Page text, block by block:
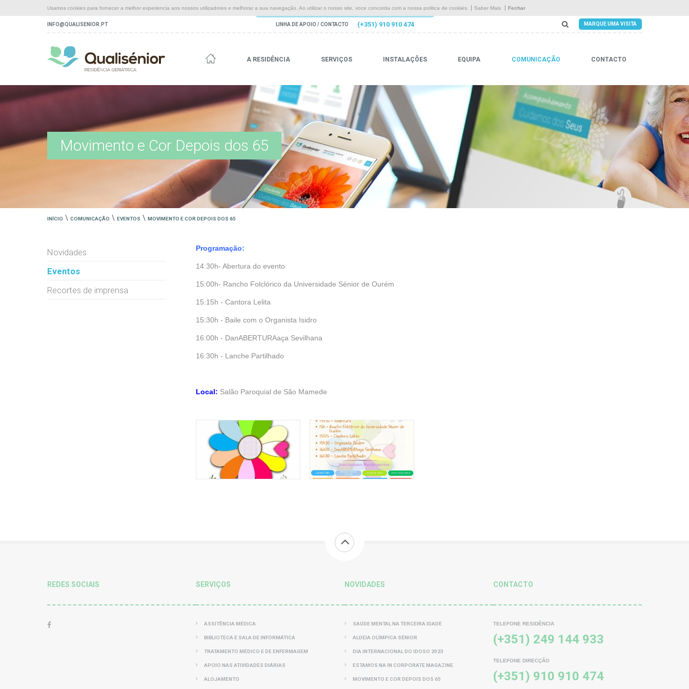
Usamos cookies para fornecer a melhor experiencia aos nossos utilizadores e melhorar a sua navegação. Ao utilizar o nosso site, voce concorda com a nossa politica de cookies. Saber Mais Fechar
A Residência
Instalações
Comunicação
Contacto
INFO@QUALISENIOR.PT LINHA DE APOIO / CONTACTO (+351) 910 910 474 MARQUE UMA VISITA
A RESIDÊNCIA SERVIÇOS INSTALAÇÕES EQUIPA COMUNICAÇÃO CONTACTO
Movimento e Cor Depois dos 65
INÍCIO \ COMUNICAÇÃO \ EVENTOS \ MOVIMENTO E COR DEPOIS DOS 65
Programação:
14:30h- Abertura do evento
15:00h- Rancho Folclórico da Universidade Sénior de Ourém
15:15h - Cantora Lelita
15:30h - Baile com o Organista Isidro
16:00h - DanABERTURAaça Sevilhana
16:30h - Lanche Partilhado
Local: Salão Paroquial de São Mamede
Novidades
Eventos
Recortes de imprensa
REDES SOCIAIS SERVIÇOS
ASSITÊNCIA MÉDICA
BIBLIOTECA E SALA DE INFORMÁTICA
TRATAMENTO MÉDICO E DE ENFERMAGEM
APOIO NAS ATIVIDADES DIÁRIAS
ALOJAMENTO
NOVIDADES
SAÚDE MENTAL NA TERCEIRA IDADE
ALDEIA OLÍMPICA SÉNIOR
DIA INTERNACIONAL DO IDOSO 2023
ESTAMOS NA IN CORPORATE MAGAZINE
MOVIMENTO E COR DEPOIS DOS 65
CONTACTO
TELEFONE RESIDÊNCIA
(+351) 249 144 933
TELEFONE DIRECÇÃO
(+351) 910 910 474